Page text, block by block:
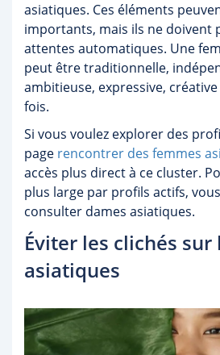
asiatiques. Ces éléments
importants, mais ils ne doivent
attentes automatiques. Une
peut être traditionnelle,
ambitieuse, expressive,
fois.
Si vous voulez explorer des
page rencontrer des femmes
accès plus direct à ce cluster.
plus large par profils actifs,
consulter dames asiatiques.
Éviter les clichés
asiatiques